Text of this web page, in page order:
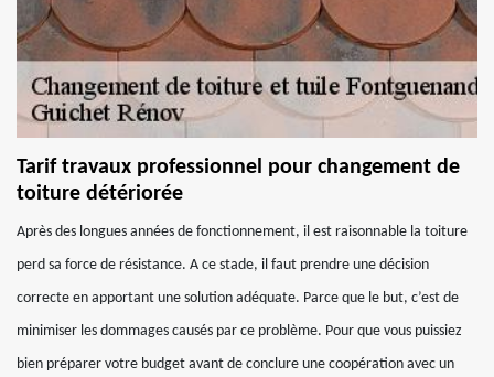
Tarif travaux professionnel pour changement de
toiture détériorée
Après des longues années de fonctionnement, il est raisonnable la toiture
perd sa force de résistance. A ce stade, il faut prendre une décision
correcte en apportant une solution adéquate. Parce que le but, c’est de
minimiser les dommages causés par ce problème. Pour que vous puissiez
bien préparer votre budget avant de conclure une coopération avec un